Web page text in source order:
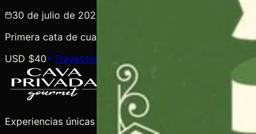
30 de julio de 2021 Cava Privada
Primera cata de cuatro vinos bolivianos de altura en
USD $40
Trayectoria completa
Experiencias únicas de degustación de vinos y